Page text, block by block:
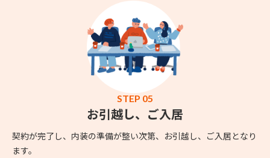
STEP 05
お引越し、ご入居
契約が完了し、内装の準備が整い次第、お引越し、ご入居となり
ます。